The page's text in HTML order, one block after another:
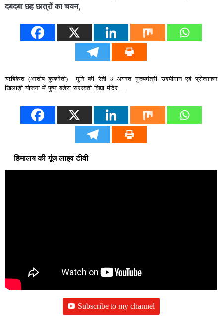
दबदबा छह छात्रों का चयन,
ऋषिकेश (आशीष कुकरेती) मुनि की रेती 8 अगस्त मुख्यमंत्री उदयीमान एवं प्रोत्साहन
खिलाड़ी योजना में पुष्पा बडेरा सरस्वती विद्या मंदिर…
हिमालय की गूंज लाइव टीवी
Subscribe to my channel